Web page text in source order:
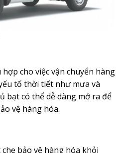
cho việc vận chuyển hàng
tố thời tiết như mưa và
bạt có thể dễ dàng mở ra để
vệ hàng hóa.
che bảo vệ hàng hóa khỏi